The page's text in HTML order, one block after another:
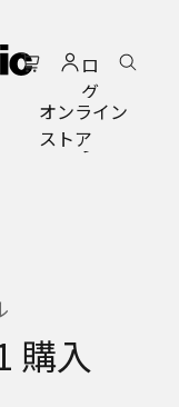
ロ
グ
イ
ン
オンライン
ストア
購入